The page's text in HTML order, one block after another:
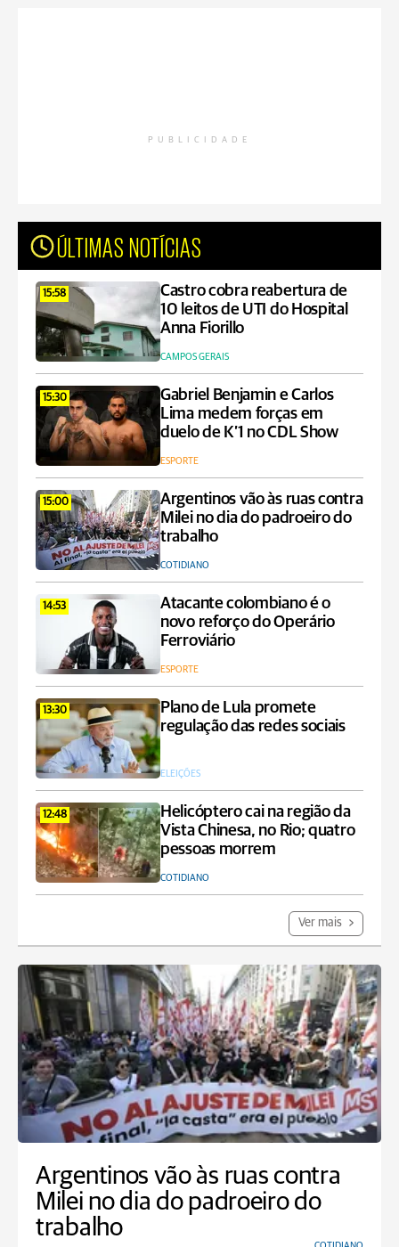
PUBLICIDADE
ÚLTIMAS NOTÍCIAS
15:58
Castro cobra reabertura de
10 leitos de UTI do Hospital
Anna Fiorillo
CAMPOS GERAIS
15:30
Gabriel Benjamin e Carlos
Lima medem forças em
duelo de K’1 no CDL Show
ESPORTE
15:00
Argentinos vão às ruas contra
Milei no dia do padroeiro do
trabalho
COTIDIANO
14:53
Atacante colombiano é o
novo reforço do Operário
Ferroviário
ESPORTE
13:30
Plano de Lula promete
regulação das redes sociais
ELEIÇÕES
12:48
Helicóptero cai na região da
Vista Chinesa, no Rio; quatro
pessoas morrem
COTIDIANO
Ver mais
Argentinos vão às ruas contra
Milei no dia do padroeiro do
trabalho